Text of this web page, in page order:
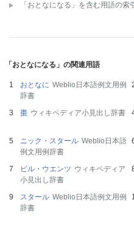
「おとなになる」を含む用語の索引
「おとなになる」の関連用語
おとなに Weblio日本語例文用例
辞書
棗 ウィキペディア小見出し辞書
ニック・スタール Weblio日本語
例文用例辞書
ビル・ウエンツ ウィキペディア
小見出し辞書
スタール Weblio日本語例文用例
辞書